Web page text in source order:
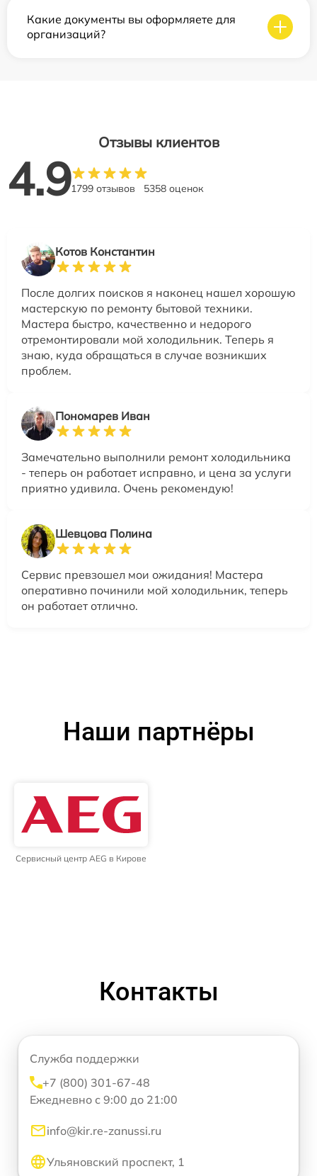
Какие документы вы оформляете для
организаций?
Отзывы клиентов
4.91799 отзывов 5358 оценок
Котов Константин
После долгих поисков я наконец нашел хорошую
мастерскую по ремонту бытовой техники.
Мастера быстро, качественно и недорого
отремонтировали мой холодильник. Теперь я
знаю, куда обращаться в случае возникших
проблем.
Пономарев Иван
Замечательно выполнили ремонт холодильника
- теперь он работает исправно, и цена за услуги
приятно удивила. Очень рекомендую!
Шевцова Полина
Сервис превзошел мои ожидания! Мастера
оперативно починили мой холодильник, теперь
он работает отлично.
Наши партнёры
Сервисный центр AEG в Кирове
Контакты
Служба поддержки
+7 (800) 301-67-48
Ежедневно с 9:00 до 21:00
info@kir.re-zanussi.ru
Ульяновский проспект, 1